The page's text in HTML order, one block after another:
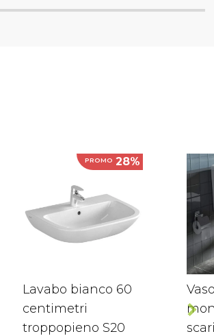
PROMO 28%
Lavabo bianco 60
centimetri
troppopieno S20